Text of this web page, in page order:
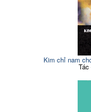
Kim chỉ nam